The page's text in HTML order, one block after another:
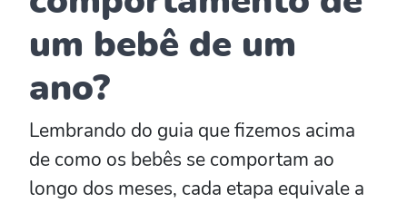
um bebê de um
ano?
Lembrando do guia que fizemos acima
de como os bebês se comportam ao
longo dos meses, cada etapa equivale a